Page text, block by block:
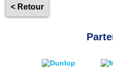
< Retour